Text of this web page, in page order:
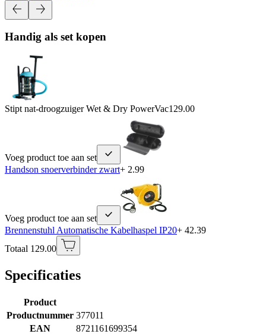
Handig als set kopen
Stipt nat-droogzuiger Wet & Dry PowerVac129.00
Voeg product toe aan set
Handson snoerverbinder zwart+ 2.99
Voeg product toe aan set
Brennenstuhl Automatische Kabelhaspel IP20+ 42.39
Totaal 129.00
Specificaties
Product
Productnummer 377011
EAN
8721161699354